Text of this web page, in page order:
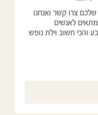
צרו קשר ואנחנו
מתאים לאנשים
והכי חשוב וילת נופש